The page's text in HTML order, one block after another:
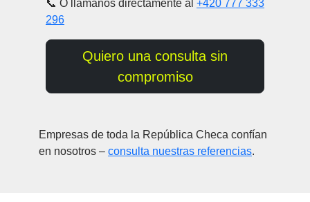
📞 O llámanos directamente al +420 777 333
296
Quiero una consulta sin
compromiso
Empresas de toda la República Checa confían
en nosotros – consulta nuestras referencias.